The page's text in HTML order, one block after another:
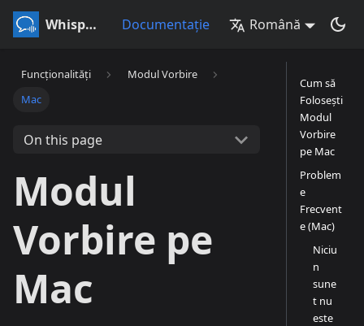
Whisperr Documentație Română
Funcționalități
Modul Vorbire
Mac
On this page
Modul
Vorbire pe
Mac
Cum să
Folosești
Modul
Vorbire
pe Mac
Problem
e
Frecvent
e (Mac)
Niciu
n
sune
t nu
este